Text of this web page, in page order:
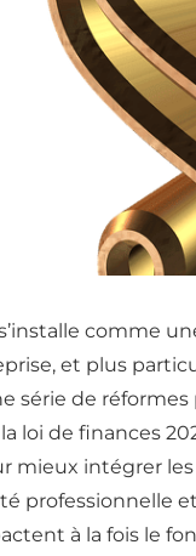
comme
et plus
série de
loi de finances
mieux intégrer
professionnelle
à la fois le